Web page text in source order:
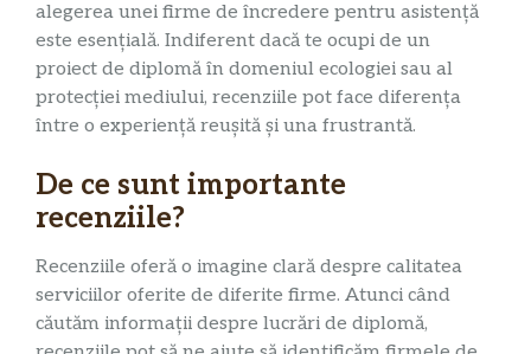
alegerea unei firme de încredere pentru asistență
este esențială. Indiferent dacă te ocupi de un
proiect de diplomă în domeniul ecologiei sau al
protecției mediului, recenziile pot face diferența
între o experiență reușită și una frustrantă.
De ce sunt importante
recenziile?
Recenziile oferă o imagine clară despre calitatea
serviciilor oferite de diferite firme. Atunci când
căutăm informații despre lucrări de diplomă,